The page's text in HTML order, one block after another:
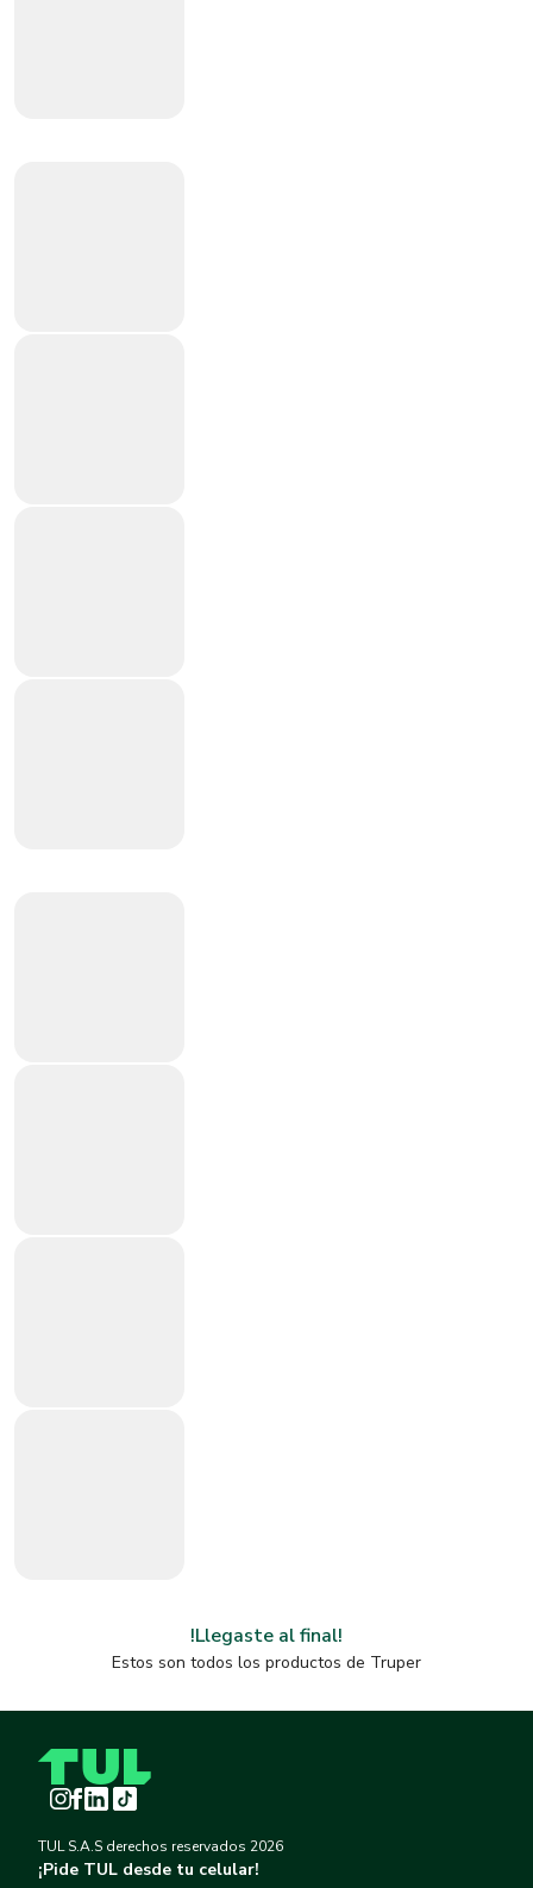
!Llegaste al final!
Estos son todos los productos de Truper
Instagram
Facebook
LinkedInTikTok
TUL S.A.S derechos reservados 2026
¡Pide TUL desde tu celular!